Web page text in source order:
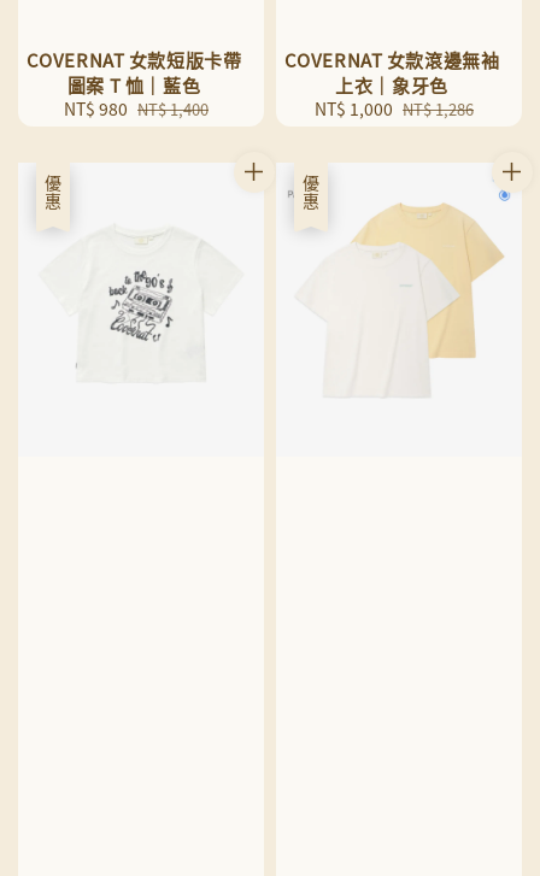
COVERNAT 女款短版卡帶
圖案 T 恤｜藍色
Sale
price
NT$ 980 Regular
price
NT$ 1,400
COVERNAT 女款滾邊無袖
上衣｜象牙色
Sale
price
NT$ 1,000 Regular
price
NT$ 1,286
優惠 優惠